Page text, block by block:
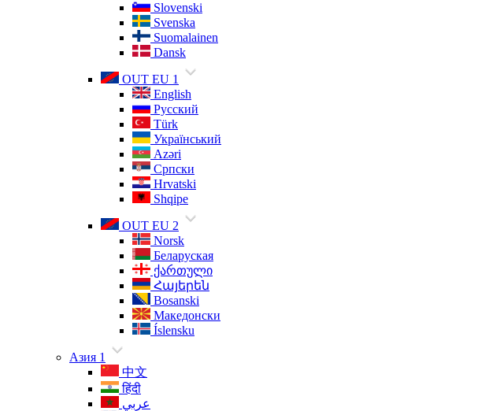
Slovenski
Svenska
Suomalainen
Dansk
OUT EU 1
English
Русский
Türk
Український
Azəri
Српски
Hrvatski
Shqipe
OUT EU 2
Norsk
Беларуская
ქართული
Հայերեն
Bosanski
Македонски
Íslensku
Азия 1
中文
हिंदी
عربي